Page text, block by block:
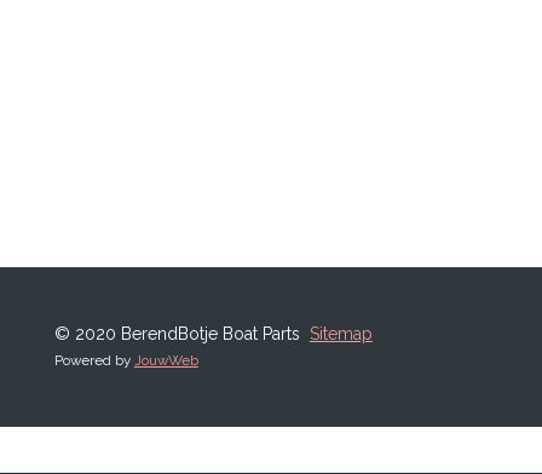
© 2020 BerendBotje Boat Parts Sitemap
Powered by JouwWeb